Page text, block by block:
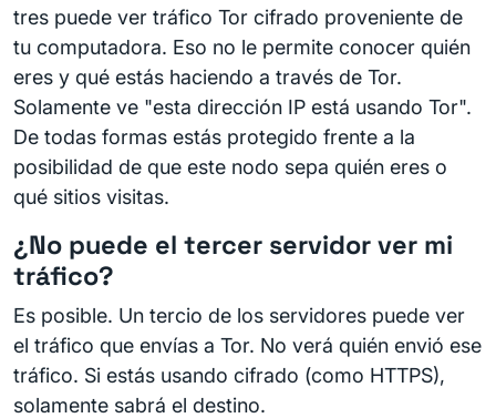
tres puede ver tráfico Tor cifrado proveniente de
tu computadora. Eso no le permite conocer quién
eres y qué estás haciendo a través de Tor.
Solamente ve "esta dirección IP está usando Tor".
De todas formas estás protegido frente a la
posibilidad de que este nodo sepa quién eres o
qué sitios visitas.
¿No puede el tercer servidor ver mi
tráfico?
Es posible. Un tercio de los servidores puede ver
el tráfico que envías a Tor. No verá quién envió ese
tráfico. Si estás usando cifrado (como HTTPS),
solamente sabrá el destino.